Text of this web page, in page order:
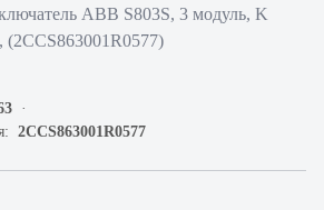
ABB S803S, 3 модуль, K
(2CCS863001R0577)
2CCS863001R0577